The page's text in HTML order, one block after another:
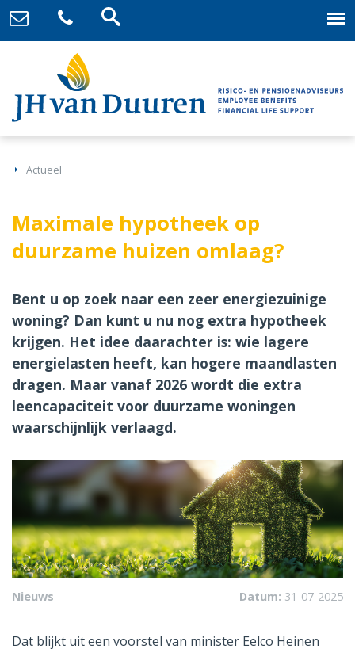
Actueel
Maximale hypotheek op
duurzame huizen omlaag?
Bent u op zoek naar een zeer energiezuinige
woning? Dan kunt u nu nog extra hypotheek
krijgen. Het idee daarachter is: wie lagere
energielasten heeft, kan hogere maandlasten
dragen. Maar vanaf 2026 wordt die extra
leencapaciteit voor duurzame woningen
waarschijnlijk verlaagd.
Nieuws Datum: 31-07-2025
Dat blijkt uit een voorstel van minister Eelco Heinen